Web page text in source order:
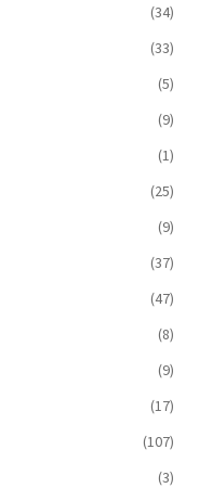
(34)
(33)
(5)
(9)
(1)
(25)
(9)
(37)
(47)
(8)
(9)
(17)
(107)
(3)